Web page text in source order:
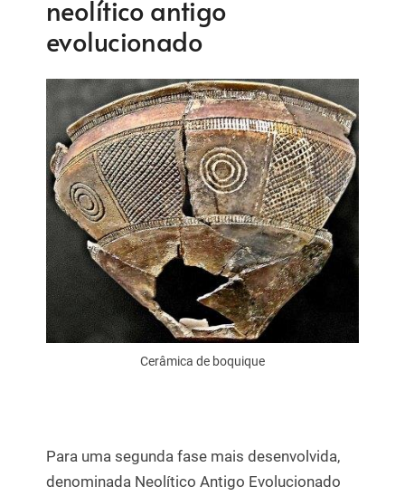
neolítico antigo
evolucionado
Cerâmica de boquique
Para uma segunda fase mais desenvolvida,
denominada Neolítico Antigo Evolucionado